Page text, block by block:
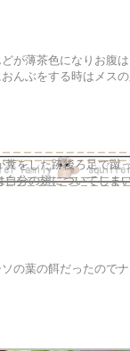
が薄茶色になりお腹
んぶをする時はメス
糞をした跡後ろ足で蹴
自分の翅についてしま
の葉の餌だったので